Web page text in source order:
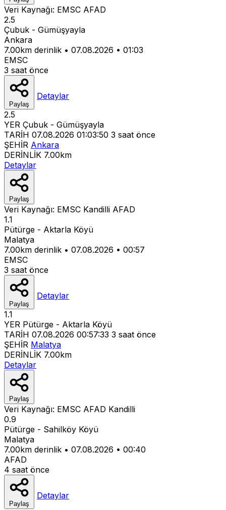
Veri Kaynağı: EMSC AFAD
2.5
Çubuk - Gümüşyayla
Ankara
7.00km derinlik • 07.08.2026 • 01:03
EMSC
3 saat önce
Paylaş
Detaylar
2.5
YER Çubuk - Gümüşyayla
TARİH 07.08.2026 01:03:50 3 saat önce
ŞEHİR Ankara
DERİNLİK 7.00km
Detaylar
Paylaş
Veri Kaynağı: EMSC Kandilli AFAD
1.1
Pütürge - Aktarla Köyü
Malatya
7.00km derinlik • 07.08.2026 • 00:57
EMSC
3 saat önce
Paylaş
Detaylar
1.1
YER Pütürge - Aktarla Köyü
TARİH 07.08.2026 00:57:33 3 saat önce
ŞEHİR Malatya
DERİNLİK 7.00km
Detaylar
Paylaş
Veri Kaynağı: EMSC AFAD Kandilli
0.9
Pütürge - Sahilköy Köyü
Malatya
7.00km derinlik • 07.08.2026 • 00:40
AFAD
4 saat önce
Paylaş
Detaylar